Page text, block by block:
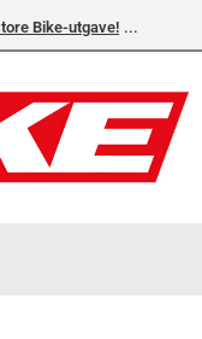
Bike-utgave!